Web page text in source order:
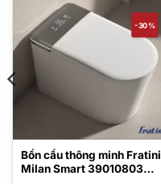
-30%
Bồn cầu thông minh Fratini
Milan Smart 39010803